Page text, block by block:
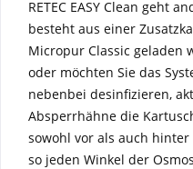
RETEC EASY Clean geht
besteht aus einer
Micropur Classic geladen
oder möchten Sie das
nebenbei desinfizieren,
Absperrhähne die
sowohl vor als auch
so jeden Winkel der